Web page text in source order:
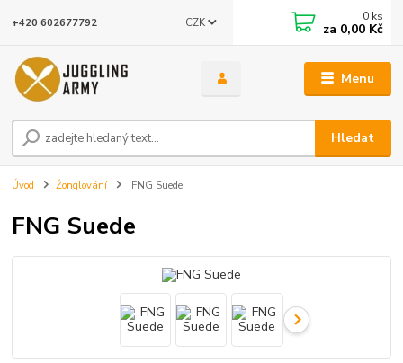
Menu
CZK
Hledat
+420 602677792 0 ks
za 0,00 Kč
Úvod Žonglování FNG Suede
FNG Suede